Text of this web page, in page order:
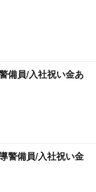
備員/入社祝い金あ
警備員/入社祝い金